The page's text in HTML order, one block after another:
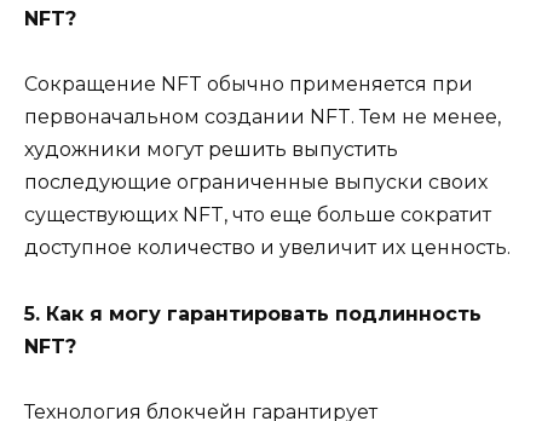
NFT?
Сокращение NFT обычно применяется при
первоначальном создании NFT. Тем не менее,
художники могут решить выпустить
последующие ограниченные выпуски своих
существующих NFT, что еще больше сократит
доступное количество и увеличит их ценность.
5. Как я могу гарантировать подлинность
NFT?
Технология блокчейн гарантирует